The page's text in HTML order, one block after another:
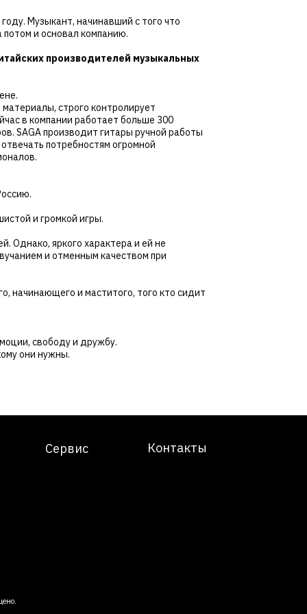
Музыкант, начинавший с того что
потом и основал компанию.
производителей музыкальных
материалы, строго контролирует
в компании работает больше 300
SAGA производит гитары ручной работы
потребностям огромной
и громкой игры.
Однако, яркого характера и ей не
и отменным качеством при
начинающего и маститого, того кто сидит
свободу и дружбу.
они нужны.
Контакты
Сервис